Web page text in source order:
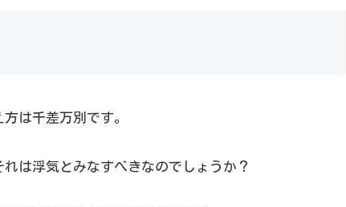
は千差万別です。
は浮気とみなすべきなのでしょうか？